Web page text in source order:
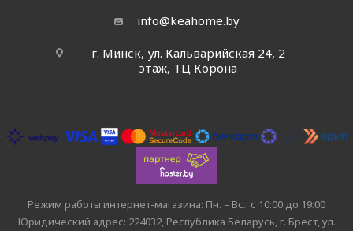
info@keahome.by
г. Минск, ул. Кальварийская 24, 2
этаж, ТЦ Корона
Режим работы интернет-магазина: Пн. – Вс.: с 10:00 до 19:00
Юридический адрес: 224032, Республика Беларусь, г. Брест, ул.